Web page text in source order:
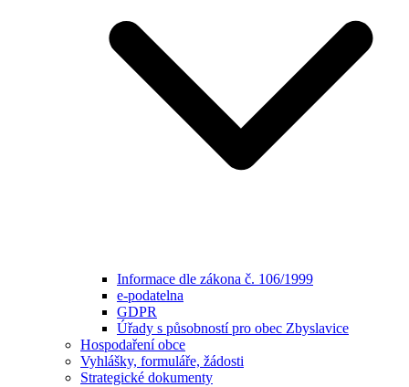
Informace dle zákona č. 106/1999
e-podatelna
GDPR
Úřady s působností pro obec Zbyslavice
Hospodaření obce
Vyhlášky, formuláře, žádosti
Strategické dokumenty